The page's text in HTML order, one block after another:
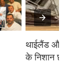
थाईलैंड और
के निशान